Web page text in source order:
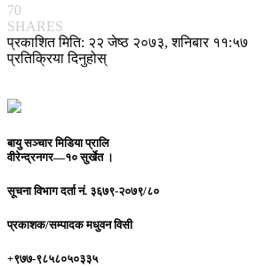
70
SHARES
प्रकाशित मिति: २२ जेष्ठ २०७३, शनिबार ११:५७
प्रतिक्रिया दिनुहोस्
बायु सञ्चार मिडिया प्रालि
वीरेन्द्रनगर—१० सुर्खेत ।
सूचना विभाग दर्ता नं. ३६७९-२०७९/८०
प्रकाशक/सम्पादकमधुवन विसी
+९७७-९८५८०५०३३५